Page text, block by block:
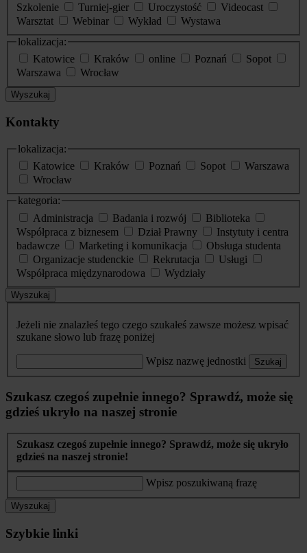
Szkolenie
Turniej-gier Uroczystość
Videocast
Warsztat
Webinar Wykład
Wystawa
lokalizacja:
Katowice
Kraków online Poznań
Sopot
Warszawa
Wrocław
Wyszukaj
Kontakty
lokalizacja:
Katowice
Kraków Poznań Sopot
Warszawa
Wrocław
kategoria:
Administracja
Badania i rozwój
Biblioteka
Współpraca z biznesem
Dział Prawny
Instytuty i centra
badawcze
Marketing i komunikacja
Obsługa studenta
Organizacje studenckie
Rekrutacja
Usługi
Współpraca międzynarodowa
Wydziały
Wyszukaj
Jeżeli nie znalazłeś tego czego szukałeś zawsze możesz wpisać
szukane słowo lub frazę poniżej
Wpisz nazwę jednostki Szukaj
Szukasz czegoś zupełnie innego? Sprawdź, może się
gdzieś ukryło na naszej stronie
Szukasz czegoś zupełnie innego? Sprawdź, może się ukryło
gdzieś na naszej stronie!
Wpisz poszukiwaną frazę
Wyszukaj
Szybkie linki